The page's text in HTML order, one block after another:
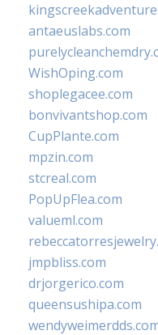
antaeuslabs.com
WishOping.com
shoplegacee.com
bonvivantshop.com
CupPlante.com
mpzin.com
stcreal.com
PopUpFlea.com
valueml.com
jmpbliss.com
drjorgerico.com
queensushipa.com